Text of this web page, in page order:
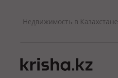
Недвижимость в Казахстане